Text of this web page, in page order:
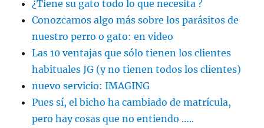
¿Tiene su gato todo lo que necesita ?
Conozcamos algo más sobre los parásitos de
nuestro perro o gato: en video
Las 10 ventajas que sólo tienen los clientes
habituales JG (y no tienen todos los clientes)
nuevo servicio: IMAGING
Pues sí, el bicho ha cambiado de matrícula,
pero hay cosas que no entiendo …..